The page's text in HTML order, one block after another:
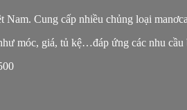
Nam. Cung cấp nhiều chủng loại
móc, giá, tủ kệ…đáp ứng các nhu cầu